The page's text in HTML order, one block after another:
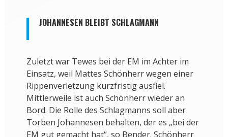
JOHANNESEN BLEIBT SCHLAGMANN
Zuletzt war Tewes bei der EM im Achter im
Einsatz, weil Mattes Schönherr wegen einer
Rippenverletzung kurzfristig ausfiel.
Mittlerweile ist auch Schönherr wieder an
Bord. Die Rolle des Schlagmanns soll aber
Torben Johannesen behalten, der es „bei der
EM gut gemacht hat“, so Bender. Schönherr